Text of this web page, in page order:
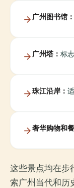
广州图书馆：
广州塔： 标
珠江沿岸：
奢华购物和
这些景点均在步
索广州当代和历